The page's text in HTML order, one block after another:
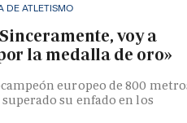
DE ATLETISMO
voy a
la medalla de oro»
europeo de 800
su enfado en los